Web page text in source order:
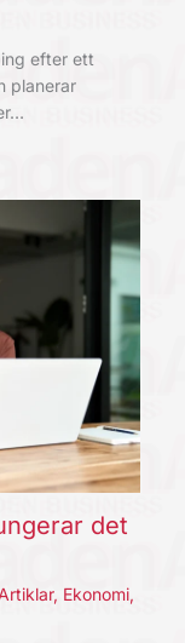
efter ett
planerar
det
Artiklar, Ekonomi,